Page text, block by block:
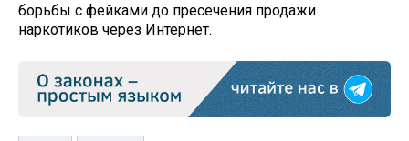
борьбы с фейками до пресечения продажи
наркотиков через Интернет.